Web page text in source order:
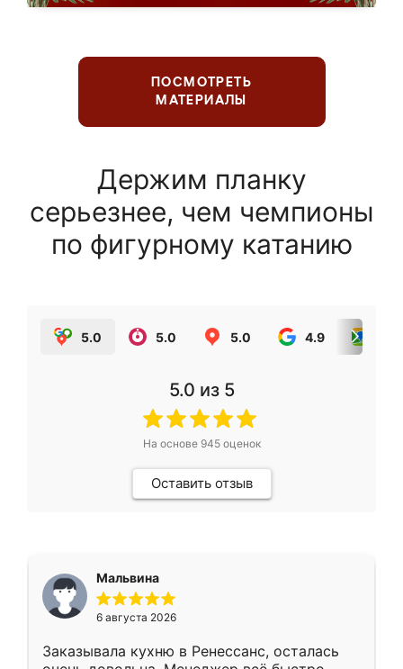
ПОСМОТРЕТЬ
МАТЕРИАЛЫ
Держим планку
серьезнее, чем чемпионы
по фигурному катанию
5.0 5.0 5.0 4.9
5.0 из 5
На основе 945оценок
Оставить отзыв
Мальвина
6 августа 2026
Заказывала кухню в Ренессанс, осталась